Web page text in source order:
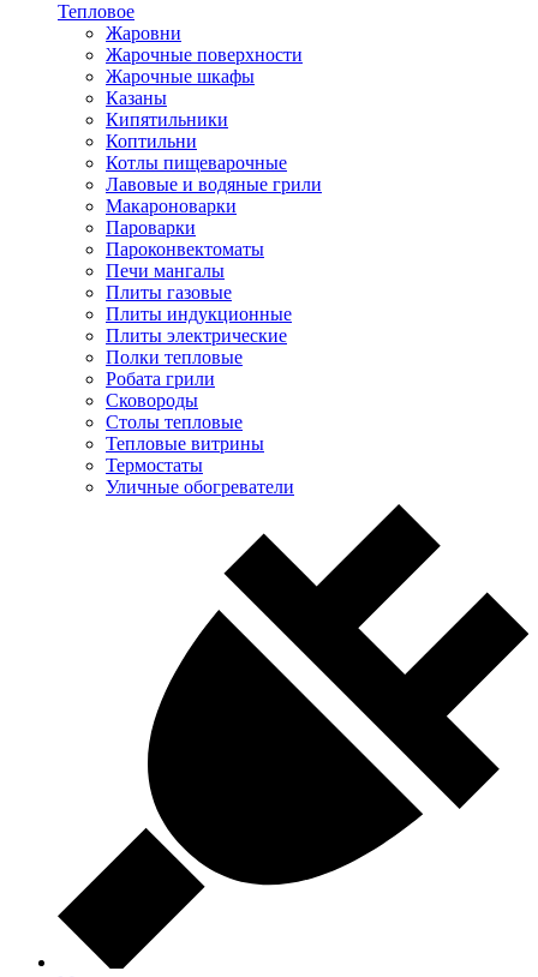
Тепловое
Жаровни
Жарочные поверхности
Жарочные шкафы
Казаны
Кипятильники
Коптильни
Котлы пищеварочные
Лавовые и водяные грили
Макароноварки
Пароварки
Пароконвектоматы
Печи мангалы
Плиты газовые
Плиты индукционные
Плиты электрические
Полки тепловые
Робата грили
Сковороды
Столы тепловые
Тепловые витрины
Термостаты
Уличные обогреватели